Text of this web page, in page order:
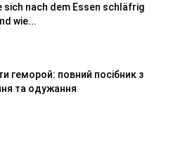
sich nach dem Essen schläfrig
wie...
геморой: повний посібник з
та одужання